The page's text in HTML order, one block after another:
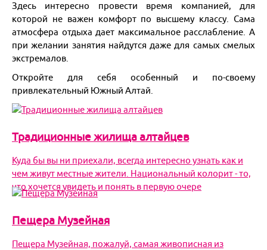
Здесь интересно провести время компанией, для
которой не важен комфорт по высшему классу. Сама
атмосфера отдыха дает максимальное расслабление. А
при желании занятия найдутся даже для самых смелых
экстремалов.
Откройте для себя особенный и по-своему
привлекательный Южный Алтай.
Традиционные жилища алтайцев
Куда бы вы ни приехали, всегда интересно узнать как и
чем живут местные жители. Национальный колорит - то,
что хочется увидеть и понять в первую очере
Пещера Музейная
Пещера Музейная, пожалуй, самая живописная из